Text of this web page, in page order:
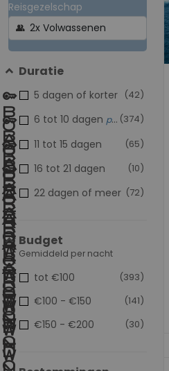
Reisgezelschap
group
Duratie
(42)
5 dagen of korter
(374)
6 tot 10 dagen populair
(65)
11 tot 15 dagen
(10)
16 tot 21 dagen
(72)
22 dagen of meer
Budget
Gemiddeld per nacht
(393)
tot €100
(141)
€100 - €150
(30)
€150 - €200